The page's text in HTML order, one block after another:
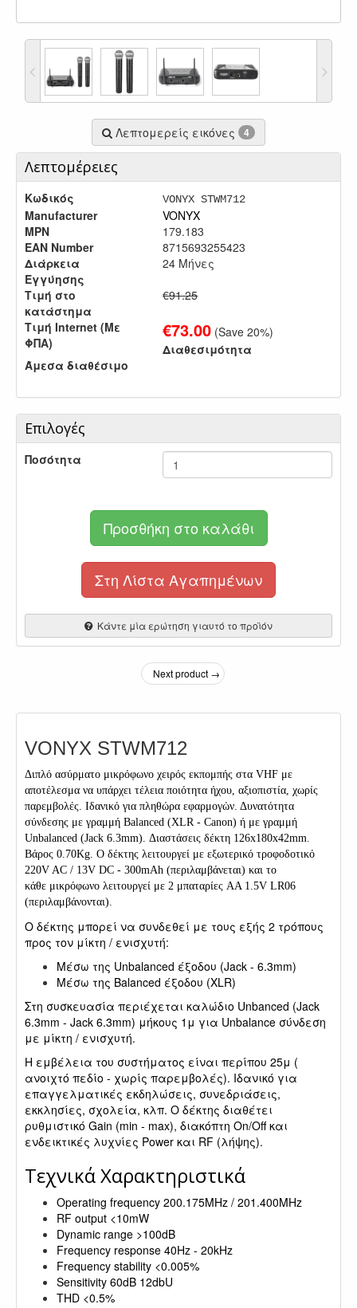
Λεπτομερείς εικόνες 4
Λεπτομέρειες
Κωδικός VONYX STWM712
Manufacturer
VONYX
MPN
179.183
EAN Number
8715693255423
Διάρκεια
Εγγύησης
24 Μήνες
Τιμή στο
κατάστημα
€91.25
Τιμή Internet (Με
ΦΠΑ)
€73.00 (Save20%)
Διαθεσιμότητα
Άμεσα διαθέσιμο
Επιλογές
Ποσότητα
Προσθήκη στο καλάθι
Στη Λίστα Αγαπημένων
Κάντε μία ερώτηση γιαυτό το προϊόν
Next product →
VONYX STWM712
Διπλό ασύρματο μικρόφωνο χειρός εκπομπής στα VHF με
αποτέλεσμα να υπάρχει τέλεια ποιότητα ήχου, αξιοπιστία, χωρίς
παρεμβολές. Ιδανικό για πληθώρα εφαρμογών. Δυνατότητα
σύνδεσης με γραμμή Balanced (XLR - Canon) ή με γραμμή
Unbalanced (Jack 6.3mm). Διαστάσεις δέκτη 126x180x42mm.
Βάρος 0.70Kg. Ο δέκτης λειτουργεί με εξωτερικό τροφοδοτικό
220V AC / 13V DC - 300mAh (περιλαμβάνεται) και το
κάθε μικρόφωνο λειτουργεί με 2 μπαταρίες AA 1.5V LR06
(περιλαμβάνονται).
Ο δέκτης μπορεί να συνδεθεί με τους εξής 2 τρόπους
προς τον μίκτη / ενισχυτή:
Μέσω της Unbalanced έξοδου (Jack - 6.3mm)
Μέσω της Balanced έξοδου (XLR)
Στη συσκευασία περιέχεται καλώδιο Unbanced (Jack
6.3mm - Jack 6.3mm) μήκους 1μ για Unbalance σύνδεση
με μίκτη / ενισχυτή.
Η εμβέλεια του συστήματος είναι περίπου 25μ (
ανοιχτό πεδίο - χωρίς παρεμβολές). Ιδανικό για
επαγγελματικές εκδηλώσεις, συνεδριάσεις,
εκκλησίες, σχολεία, κλπ. Ο δέκτης διαθέτει
ρυθμιστικό Gain (min - max), διακόπτη On/Off και
ενδεικτικές λυχνίες Power και RF (λήψης).
Τεχνικά Χαρακτηριστικά
Operating frequency 200.175MHz / 201.400MHz
RF output <10mW
Dynamic range >100dB
Frequency response 40Hz - 20kHz
Frequency stability <0.005%
Sensitivity 60dB 12dbU
THD <0.5%